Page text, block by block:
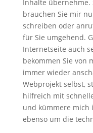
Inhalte übernehme.
brauchen Sie mir
schreiben oder
für Sie umgehend.
Internetseite auch
bekommen Sie von
immer wieder
Webprojekt selbst,
hilfreich mit
und kümmere mich
ebenso um die